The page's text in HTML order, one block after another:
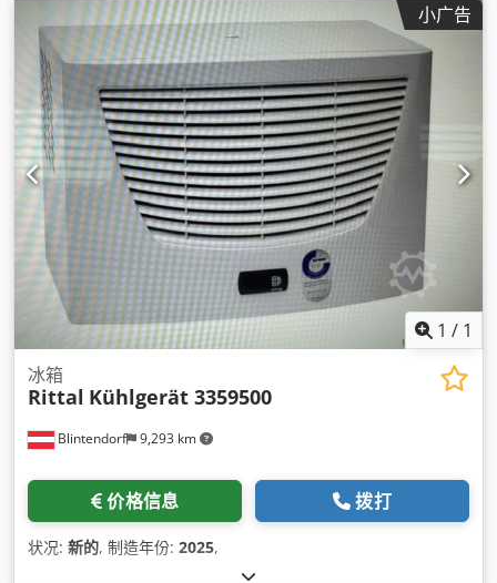
小广告
1 / 1
Blintendorf 9,293 km
冰箱
Rittal Kühlgerät 3359500
价格信息 拨打
状况: 新的, 制造年份: 2025,